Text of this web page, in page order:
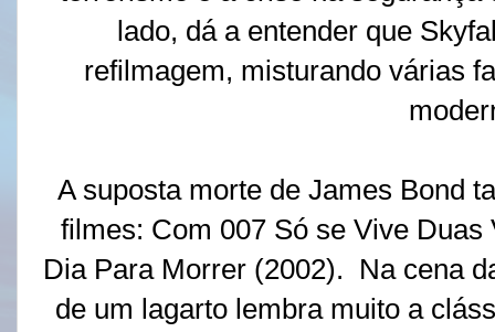
lado, dá a entender que
refilmagem, misturando várias
A suposta morte de James Bond
filmes: Com 007 Só se Vive
Dia Para Morrer (2002). Na cena
de um lagarto lembra muito a